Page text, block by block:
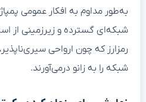
به‌طور مداوم به افکار عمومی
شبکه‌ای گسترده و زیرزمینی از
رمزارز که چون ارواحی
شبکه را به زانو درمی‌آورند.